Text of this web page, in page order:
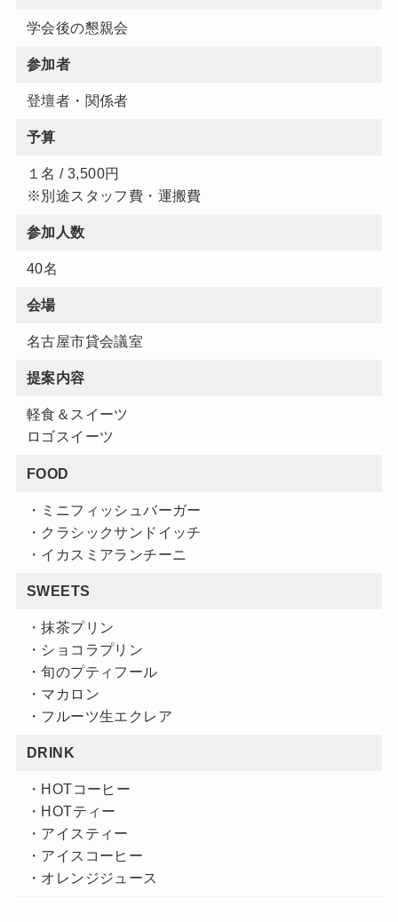
学会後の懇親会
参加者
登壇者・関係者
予算
１名 / 3,500円
※別途スタッフ費・運搬費
参加人数
40名
会場
名古屋市貸会議室
提案内容
軽食＆スイーツ
ロゴスイーツ
FOOD
・ミニフィッシュバーガー
・クラシックサンドイッチ
・イカスミアランチーニ
SWEETS
・抹茶プリン
・ショコラプリン
・旬のプティフール
・マカロン
・フルーツ生エクレア
DRINK
・HOTコーヒー
・HOTティー
・アイスティー
・アイスコーヒー
・オレンジジュース